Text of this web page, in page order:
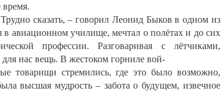
время.
сказать, – говорил Леонид Быков в одном из
авиационном училище, мечтал о полётах и до сих
профессии. Разговаривая с лётчиками,
нас вещь. В жестоком горниле вой-
товарищи стремились, где это было возможно,
высшая мудрость – забота о будущем, извечное